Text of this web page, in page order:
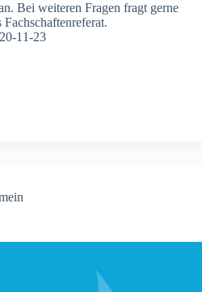
Bei weiteren Fragen fragt gerne
Fachschaftenreferat.
11-23